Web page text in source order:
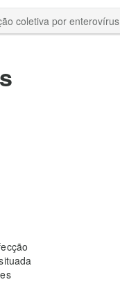
coletiva por enterovírus